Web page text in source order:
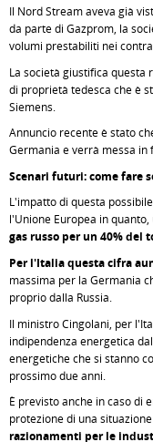
Il Nord Stream aveva già
da parte di Gazprom, la
volumi prestabiliti nei
La società giustifica questa
di proprietà tedesca che è
Siemens.
Annuncio recente è stato
Germania e verrà messa
Scenari futuri: come fare
L'impatto di questa
l'Unione Europea in
gas russo per un 40% del
Per l'Italia questa cifra
massima per la Germania
proprio dalla Russia.
Il ministro Cingolani, per
indipendenza energetica
energetiche che si stanno
prossimo due anni.
È previsto anche in caso di
protezione di una
razionamenti per le